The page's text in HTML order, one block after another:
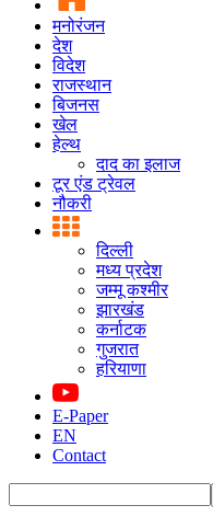
मनोरंजन
देश
विदेश
राजस्थान
बिजनस
खेल
हेल्थ
दाद का इलाज
टूर एंड ट्रेवल
नौकरी
दिल्ली
मध्य प्रदेश
जम्मू कश्मीर
झारखंड
कर्नाटक
गुजरात
हरियाणा
E-Paper
EN
Contact